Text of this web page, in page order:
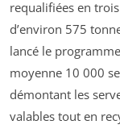
requalifiées en
d’environ 575
lancé le programme
moyenne 10 000
démontant les
valables tout en